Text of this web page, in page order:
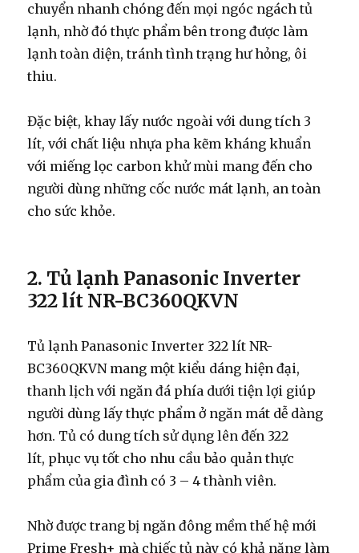
chuyển nhanh chóng đến mọi ngóc ngách tủ
lạnh, nhờ đó thực phẩm bên trong được làm
lạnh toàn diện, tránh tình trạng hư hỏng, ôi
thiu.
Đặc biệt, khay lấy nước ngoài với dung tích 3
lít, với chất liệu nhựa pha kẽm kháng khuẩn
với miếng lọc carbon khử mùi mang đến cho
người dùng những cốc nước mát lạnh, an toàn
cho sức khỏe.
2. Tủ lạnh Panasonic Inverter
322 lít NR-BC360QKVN
Tủ lạnh Panasonic Inverter 322 lít NR-
BC360QKVN mang một kiểu dáng hiện đại,
thanh lịch với ngăn đá phía dưới tiện lợi giúp
người dùng lấy thực phẩm ở ngăn mát dễ dàng
hơn. Tủ có dung tích sử dụng lên đến 322
lít, phục vụ tốt cho nhu cầu bảo quản thực
phẩm của gia đình có 3 – 4 thành viên.
Nhờ được trang bị ngăn đông mềm thế hệ mới
Prime Fresh+ mà chiếc tủ này có khả năng làm